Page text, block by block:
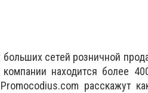
сетей розничной
находится более
расскажут